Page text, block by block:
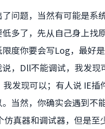
了问题，当然有可能是系
多了，先从自己身上找
限度你要会写Log，最好
，Dll不能调试，我发
我发现可以；有人说 IE
当然，你确实会遇到不
真器和调试器，但是至